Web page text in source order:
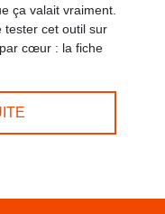
ça valait vraiment.
tester cet outil sur
cœur : la fiche